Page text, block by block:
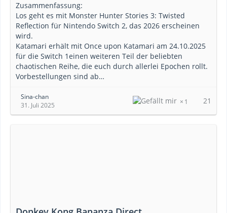
Zusammenfassung:
Los geht es mit Monster Hunter Stories 3: Twisted
Reflection für Nintendo Switch 2, das 2026 erscheinen
wird.
Katamari erhält mit Once upon Katamari am 24.10.2025
für die Switch 1einen weiteren Teil der beliebten
chaotischen Reihe, die euch durch allerlei Epochen rollt.
Vorbestellungen sind ab…
Sina-chan
31. Juli 2025
1 21